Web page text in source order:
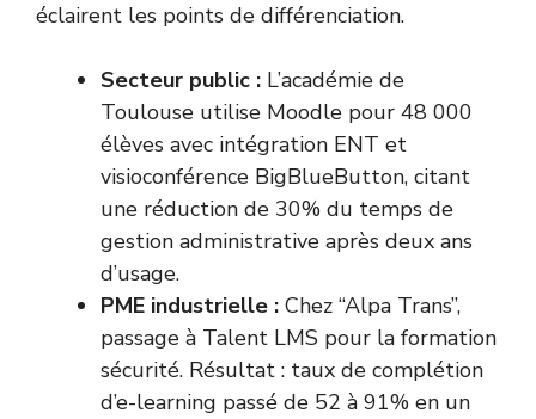
éclairent les points de différenciation.
Secteur public : L’académie de
Toulouse utilise Moodle pour 48 000
élèves avec intégration ENT et
visioconférence BigBlueButton, citant
une réduction de 30% du temps de
gestion administrative après deux ans
d’usage.
PME industrielle : Chez “Alpa Trans”,
passage à Talent LMS pour la formation
sécurité. Résultat : taux de complétion
d’e-learning passé de 52 à 91% en un